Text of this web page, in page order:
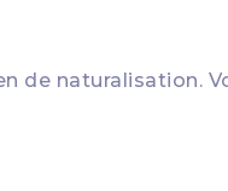
de naturalisation.